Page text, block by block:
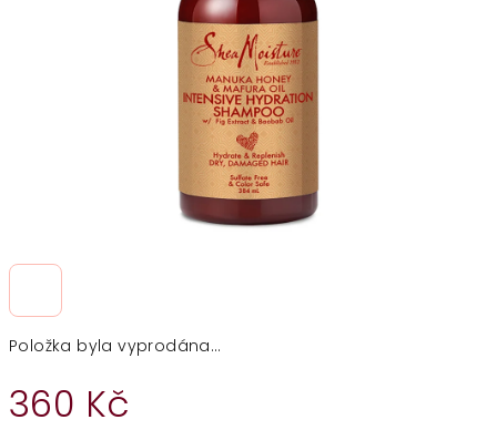
Položka byla vyprodána…
360 Kč
hvězdiček.